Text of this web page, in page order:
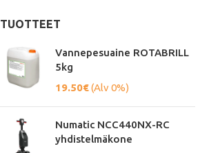
TUOTTEET
Vannepesuaine ROTABRILL
5kg
19.50€(Alv 0%)
Numatic NCC440NX-RC
yhdistelmäkone